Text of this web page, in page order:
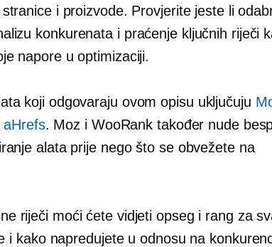
i proizvode. Provjerite jeste li
konkurenata i praćenje ključnih riječi
napore u optimizaciji.
koji odgovaraju ovom opisu uključuju
aHrefs. Moz i WooRank također nude
alata prije nego što se obvežete na
riječi moći ćete vidjeti opseg i rang za
i kako napredujete u odnosu na